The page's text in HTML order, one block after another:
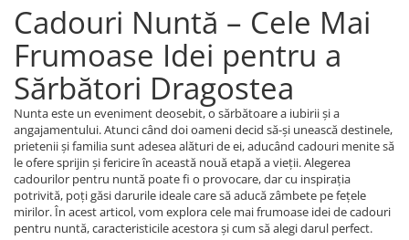
Cadouri Nuntă – Cele Mai
Frumoase Idei pentru a
Sărbători Dragostea
Nunta este un eveniment deosebit, o sărbătoare a iubirii și a
angajamentului. Atunci când doi oameni decid să-și unească destinele,
prietenii și familia sunt adesea alături de ei, aducând cadouri menite să
le ofere sprijin și fericire în această nouă etapă a vieții. Alegerea
cadourilor pentru nuntă poate fi o provocare, dar cu inspirația
potrivită, poți găsi darurile ideale care să aducă zâmbete pe fețele
mirilor. În acest articol, vom explora cele mai frumoase idei de cadouri
pentru nuntă, caracteristicile acestora și cum să alegi darul perfect.